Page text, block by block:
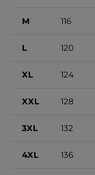
M 116
L 120
XL 124
XXL 128
3XL 132
4XL 136